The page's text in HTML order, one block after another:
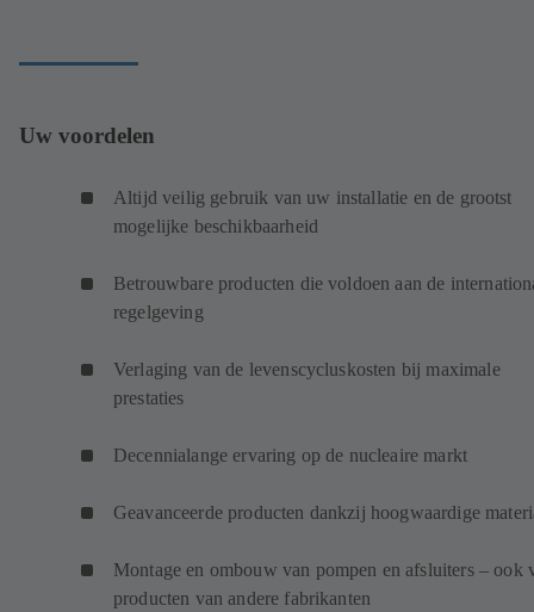
Uw voordelen
Altijd veilig gebruik van uw installatie en de grootst
mogelijke beschikbaarheid
Betrouwbare producten die voldoen aan de
regelgeving
Verlaging van de levenscycluskosten bij maximale
prestaties
Decennialange ervaring op de nucleaire markt
Geavanceerde producten dankzij hoogwaardige
Montage en ombouw van pompen en afsluiters – ook
producten van andere fabrikanten